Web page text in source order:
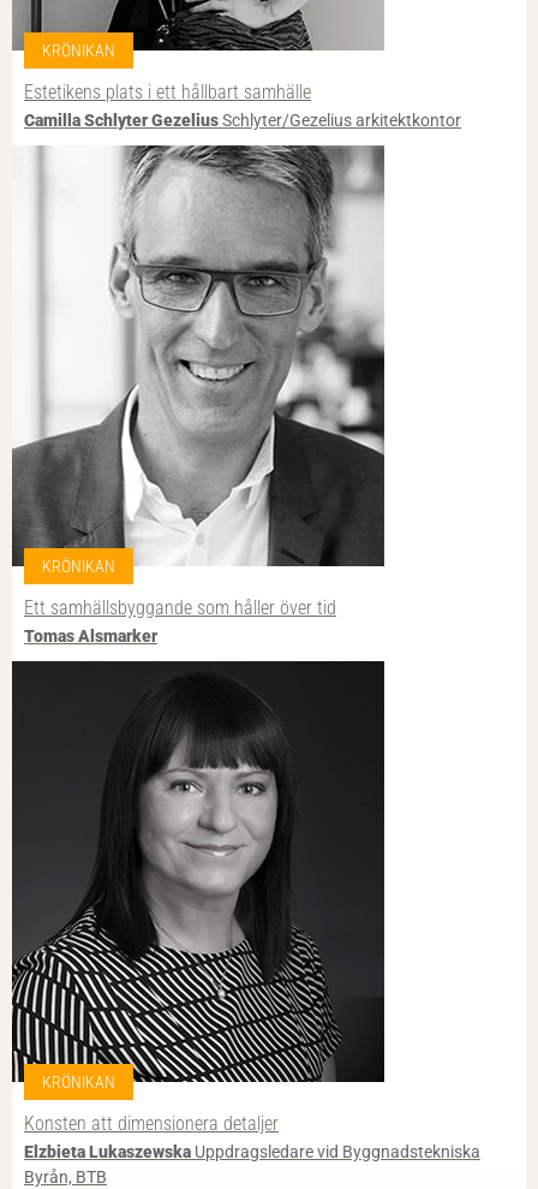
KRÖNIKAN
Estetikens plats i ett hållbart samhälle
Camilla Schlyter GezeliusSchlyter/Gezelius arkitektkontor
KRÖNIKAN
Ett samhällsbyggande som håller över tid
Tomas Alsmarker
KRÖNIKAN
Konsten att dimensionera detaljer
Elzbieta Lukaszewska Uppdragsledare vid Byggnadstekniska
Byrån, BTB